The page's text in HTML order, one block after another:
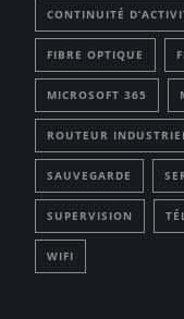
CONTINUITÉ
FIBRE OPTIQUE
MICROSOFT 365
ROUTEUR
SAUVEGARDE
SUPERVISION
WIFI